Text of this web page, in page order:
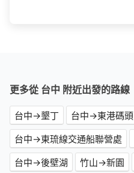
更多從 台中 附近出發的路線
台中→墾丁 台中→東港碼頭
台中→東琉線交通船聯營處
台中→後壁湖
竹山→新園